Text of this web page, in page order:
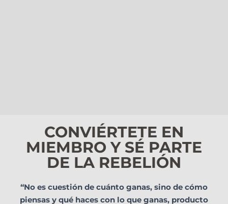
CONVIÉRTETE EN
MIEMBRO Y SÉ PARTE
DE LA REBELIÓN
“No es cuestión de cuánto ganas, sino de cómo
piensas y qué haces con lo que ganas, producto